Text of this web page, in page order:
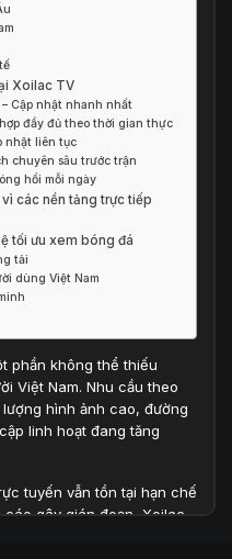
Xoilac TV
Cập nhật nhanh nhất
đầy đủ theo thời gian thực
nhật liên tục
chuyên sâu trước trận
hổi mỗi ngày
các nền tảng trực tiếp
tối ưu xem bóng đá
tải
dùng Việt Nam
phần không thể thiếu
Việt Nam. Nhu cầu theo
hình ảnh cao, đường
linh hoạt đang tăng
tuyến vẫn tồn tại hạn chế
gây gián đoạn, Xoilac